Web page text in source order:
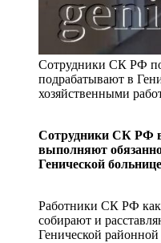
Сотрудники СК РФ
подрабатывают в
хозяйственными
Сотрудники СК РФ
выполняют
Генической больнице
Работники СК РФ
собирают и
Генической